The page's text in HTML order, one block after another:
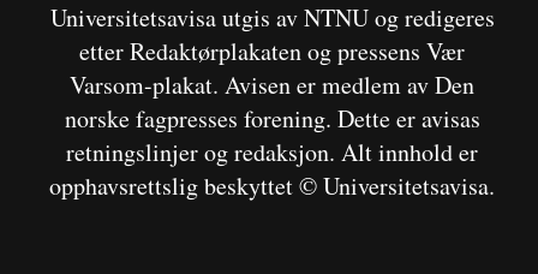
Universitetsavisa utgis av NTNU og redigeres
etter Redaktørplakaten og pressens Vær
Varsom-plakat. Avisen er medlem av Den
norske fagpresses forening. Dette er avisas
retningslinjer og redaksjon. Alt innhold er
opphavsrettslig beskyttet © Universitetsavisa.